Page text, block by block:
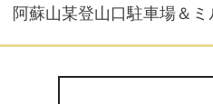
阿蘇山某登山口駐車場＆ミ